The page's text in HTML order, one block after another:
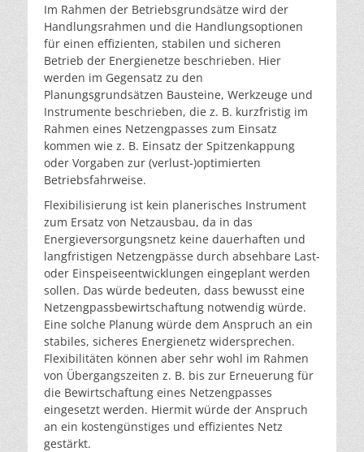
Im Rahmen der Betriebsgrundsätze wird der
Handlungsrahmen und die Handlungsoptionen
für einen effizienten, stabilen und sicheren
Betrieb der Energienetze beschrieben. Hier
werden im Gegensatz zu den
Planungsgrundsätzen Bausteine, Werkzeuge und
Instrumente beschrieben, die z. B. kurzfristig im
Rahmen eines Netzengpasses zum Einsatz
kommen wie z. B. Einsatz der Spitzenkappung
oder Vorgaben zur (verlust-)optimierten
Betriebsfahrweise.
Flexibilisierung ist kein planerisches Instrument
zum Ersatz von Netzausbau, da in das
Energieversorgungsnetz keine dauerhaften und
langfristigen Netzengpässe durch absehbare Last-
oder Einspeiseentwicklungen eingeplant werden
sollen. Das würde bedeuten, dass bewusst eine
Netzengpassbewirtschaftung notwendig würde.
Eine solche Planung würde dem Anspruch an ein
stabiles, sicheres Energienetz widersprechen.
Flexibilitäten können aber sehr wohl im Rahmen
von Übergangszeiten z. B. bis zur Erneuerung für
die Bewirtschaftung eines Netzengpasses
eingesetzt werden. Hiermit würde der Anspruch
an ein kostengünstiges und effizientes Netz
gestärkt.